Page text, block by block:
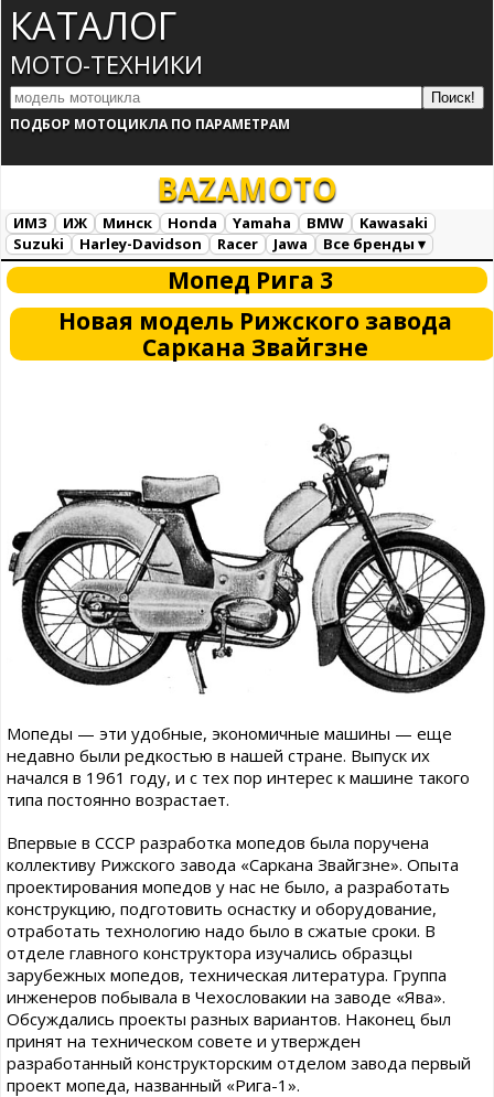
КАТАЛОГ
МОТО-ТЕХНИКИ
ПОДБОР МОТОЦИКЛА ПО ПАРАМЕТРАМ
BAZAMOTO
ИМЗ ИЖ Минск Honda Yamaha BMW
Kawasaki
Suzuki
Harley-Davidson Racer Jawa
Все бренды ▾
Все марки
Загрузка...Мопед Рига 3
Новая модель Рижского завода
Саркана Звайгзне
Мопеды — эти удобные, экономичные машины — еще
недавно были редкостью в нашей стране. Выпуск их
начался в 1961 году, и с тех пор интерес к машине такого
типа постоянно возрастает.
Впервые в СССР разработка мопедов была поручена
коллективу Рижского завода «Саркана Звайгзне». Опыта
проектирования мопедов у нас не было, а разработать
конструкцию, подготовить оснастку и оборудование,
отработать технологию надо было в сжатые сроки. В
отделе главного конструктора изучались образцы
зарубежных мопедов, техническая литература. Группа
инженеров побывала в Чехословакии на заводе «Ява».
Обсуждались проекты разных вариантов. Наконец был
принят на техническом совете и утвержден
разработанный конструкторским отделом завода первый
проект мопеда, названный «Рига-1».